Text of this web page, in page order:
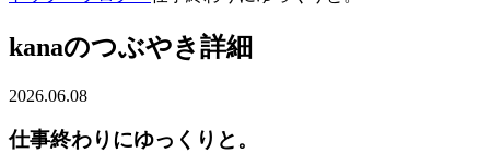
kanaのつぶやき詳細
2026.06.08
仕事終わりにゆっくりと。